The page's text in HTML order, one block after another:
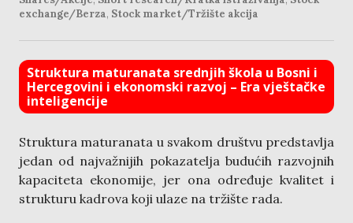
exchange/Berza, Stock market/Tržište akcija
Struktura maturanata srednjih škola u Bosni i
Hercegovini i ekonomski razvoj – Era vještačke
inteligencije
Struktura maturanata u svakom društvu predstavlja
jedan od najvažnijih pokazatelja budućih razvojnih
kapaciteta ekonomije, jer ona određuje kvalitet i
strukturu kadrova koji ulaze na tržište rada.